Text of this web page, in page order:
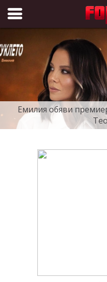
Folk.bg
Емилия обяви